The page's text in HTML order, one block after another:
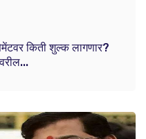
किती शुल्क लागणार?